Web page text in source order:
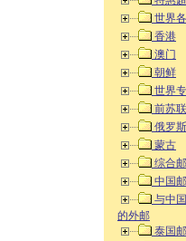
世界
香港
澳门
朝鲜
世界
前苏联
俄罗斯
蒙古
综合
中国
与中
的外邮
泰国